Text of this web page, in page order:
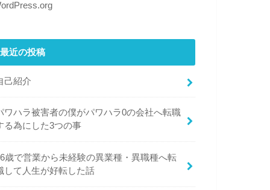
最近の投稿
己紹介
ワハラ被害者の僕がパワハラ0の会社へ転職
る為にした3つの事
歳で営業から未経験の異業種・異職種へ転
して人生が好転した話